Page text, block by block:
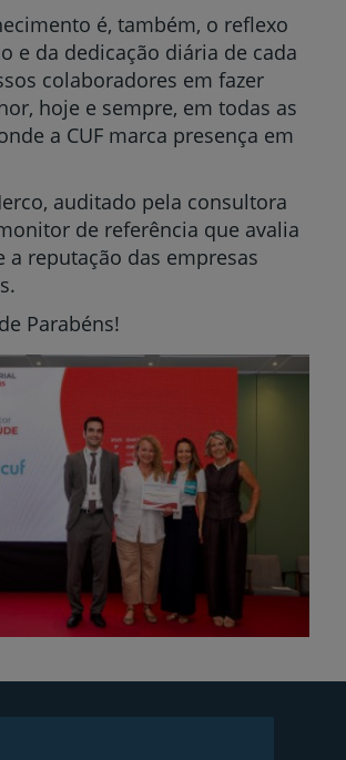
é, também, o reflexo
e da dedicação diária de cada
colaboradores em fazer
hoje e sempre, em todas as
a CUF marca presença em
auditado pela consultora
de referência que avalia
a reputação das empresas
Parabéns!